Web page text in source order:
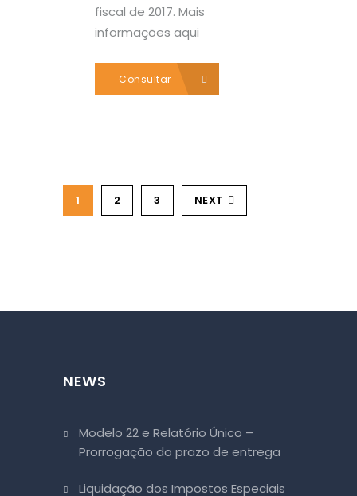
fiscal de 2017. Mais
informações aqui
Consultar
1 2 3 NEXT
NEWS
Modelo 22 e Relatório Único –
Prorrogação do prazo de entrega
Liquidação dos Impostos Especiais